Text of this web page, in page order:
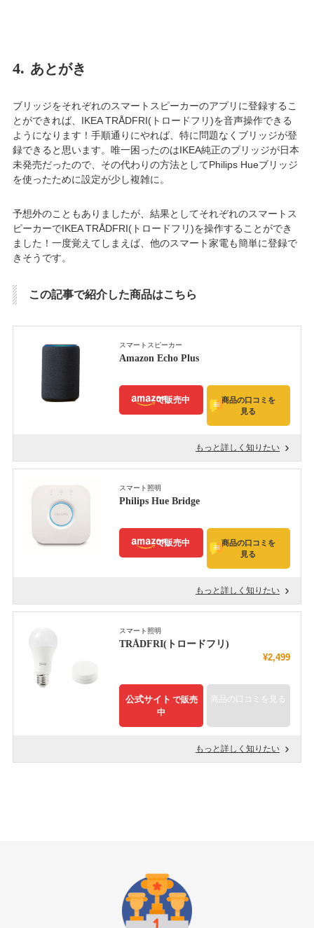
4. あとがき
ブリッジをそれぞれのスマートスピーカーのアプリに登録するこ
とができれば、IKEA TRÅDFRI(トロードフリ)を音声操作できる
ようになります！手順通りにやれば、特に問題なくブリッジが登
録できると思います。唯一困ったのはIKEA純正のブリッジが日本
未発売だったので、その代わりの方法としてPhilips Hueブリッジ
を使ったために設定が少し複雑に。
予想外のこともありましたが、結果としてそれぞれのスマートス
ピーカーでIKEA TRÅDFRI(トロードフリ)を操作することができ
ました！一度覚えてしまえば、他のスマート家電も簡単に登録で
きそうです。
この記事で紹介した商品はこちら
スマートスピーカー
Amazon Echo Plus
で販売中
商品の口コミを
見る
もっと詳しく知りたい
スマート照明
Philips Hue Bridge
で販売中
商品の口コミを
見る
もっと詳しく知りたい
スマート照明
TRÅDFRI(トロードフリ)
¥2,499
公式サイト で販売
中
商品の口コミを見る
もっと詳しく知りたい